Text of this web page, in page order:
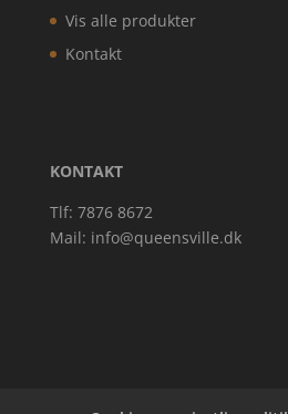
Vis alle produkter
Kontakt
KONTAKT
Tlf: 7876 8672
Mail: info@queensville.dk